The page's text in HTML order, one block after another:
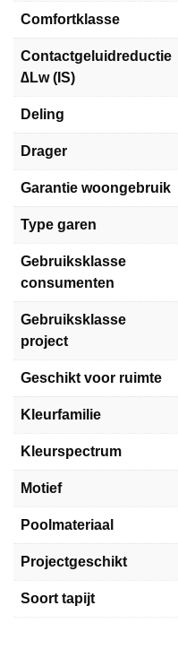
Comfortklasse
Contactgeluidreductie
∆Lw (IS)
Deling
Drager
Garantie woongebruik
Type garen
Gebruiksklasse
consumenten
Gebruiksklasse
project
Geschikt voor ruimte
Kleurfamilie
Kleurspectrum
Motief
Poolmateriaal
Projectgeschikt
Soort tapijt